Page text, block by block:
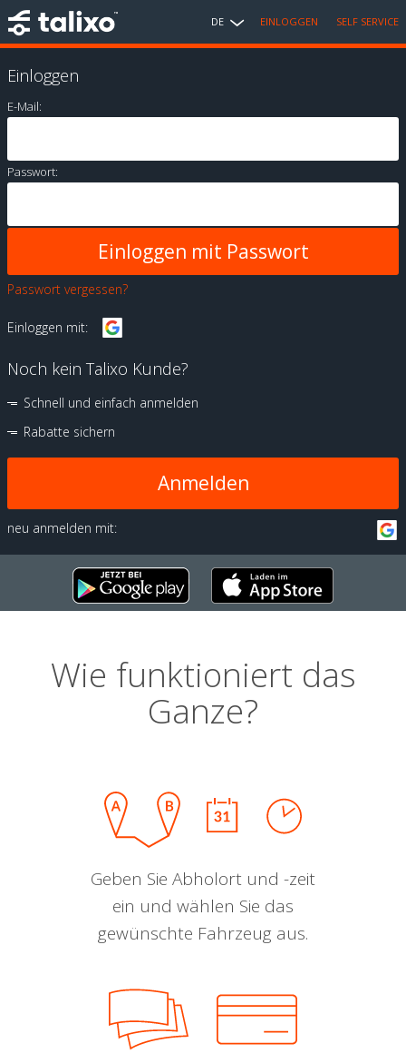
DE EINLOGGEN SELF SERVICE
Einloggen
E-Mail:
Passwort:
Passwort vergessen?
Einloggen mit:
Noch kein Talixo Kunde?
Schnell und einfach anmelden
Rabatte sichern
Anmelden
neu anmelden mit:
Wie funktioniert das
Ganze?
Geben Sie Abholort und -zeit
ein und wählen Sie das
gewünschte Fahrzeug aus.